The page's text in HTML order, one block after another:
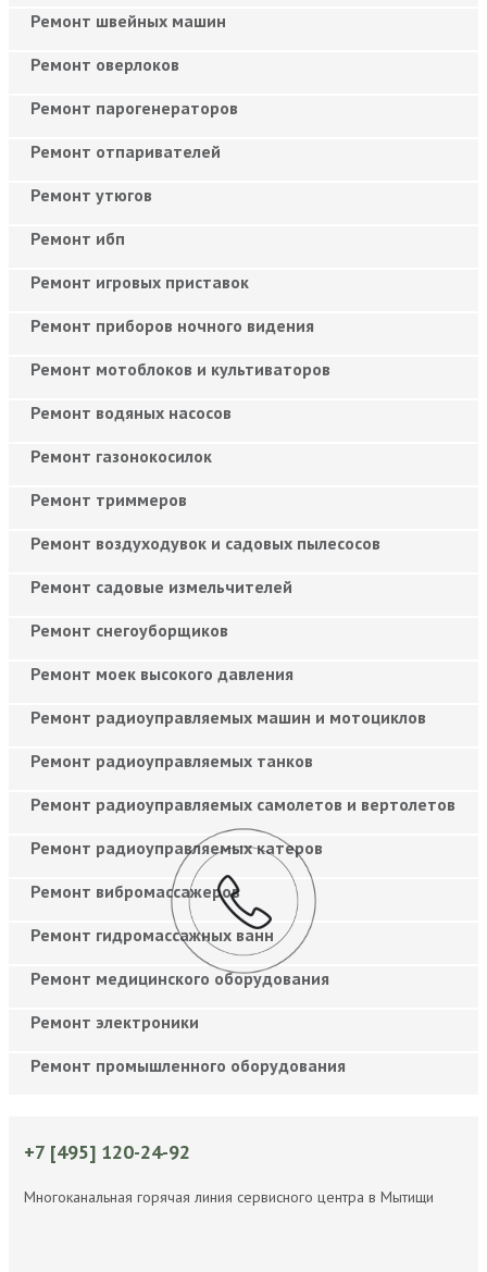
Ремонт швейных машин
Ремонт оверлоков
Ремонт парогенераторов
Ремонт отпаривателей
Ремонт утюгов
Ремонт ибп
Ремонт игровых приставок
Ремонт приборов ночного видения
Ремонт мотоблоков и культиваторов
Ремонт водяных насосов
Ремонт газонокосилок
Ремонт триммеров
Ремонт воздуходувок и садовых пылесосов
Ремонт садовые измельчителей
Ремонт снегоуборщиков
Ремонт моек высокого давления
Ремонт радиоуправляемых машин и мотоциклов
Ремонт радиоуправляемых танков
Ремонт радиоуправляемых самолетов и вертолетов
Ремонт радиоуправляемых катеров
Ремонт вибромассажеров
Ремонт гидромассажных ванн
Ремонт медицинского оборудования
Ремонт электроники
Ремонт промышленного оборудования
+7 [495] 120-24-92
Многоканальная горячая линия сервисного центра в Мытищи